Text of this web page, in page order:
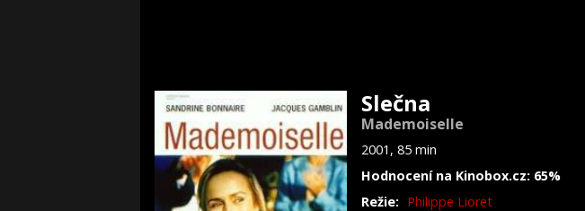
Slečna
Mademoiselle
2001, 85 min
Hodnocení na Kinobox.cz: 65%
Režie: Philippe Lioret